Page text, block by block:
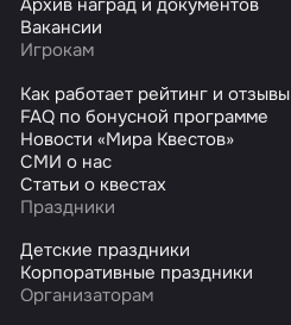
Архив наград и документов
Вакансии
Игрокам
Как работает рейтинг и отзывы
FAQ по бонусной программе
Новости «Мира Квестов»
СМИ о нас
Статьи о квестах
Праздники
Детские праздники
Корпоративные праздники
Организаторам